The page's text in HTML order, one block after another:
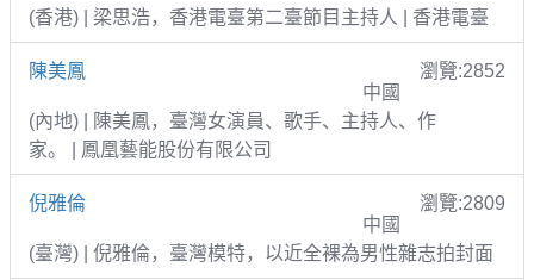
(香港) | 梁思浩，香港電臺第二臺節目主持人 | 香港電臺
陳美鳳
瀏覽:2852
中國
(內地) | 陳美鳳，臺灣女演員、歌手、主持人、作
家。 | 鳳凰藝能股份有限公司
倪雅倫
瀏覽:2809
中國
(臺灣) | 倪雅倫，臺灣模特，以近全裸為男性雜志拍封面